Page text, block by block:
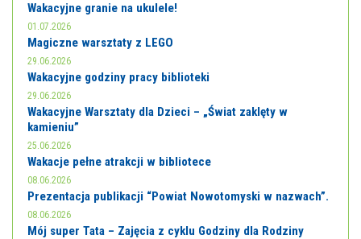
Wakacyjne granie na ukulele!
01.07.2026
Magiczne warsztaty z LEGO
29.06.2026
Wakacyjne godziny pracy biblioteki
29.06.2026
Wakacyjne Warsztaty dla Dzieci – „Świat zaklęty w
kamieniu”
25.06.2026
Wakacje pełne atrakcji w bibliotece
08.06.2026
Prezentacja publikacji “Powiat Nowotomyski w nazwach”.
08.06.2026
Mój super Tata – Zajęcia z cyklu Godziny dla Rodziny